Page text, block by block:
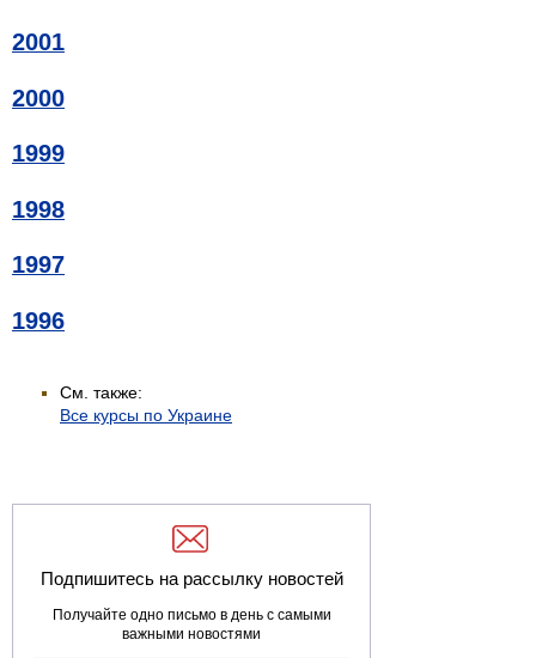
2001
2000
1999
1998
1997
1996
См. также:
Все курсы по Украине
Подпишитесь на рассылку новостей
Получайте одно письмо в день с самыми
важными новостями